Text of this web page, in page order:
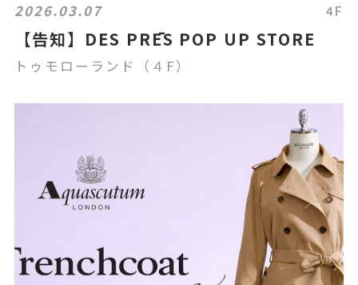
2026.03.07 4F
【告知】DES PRĒS POP UP STORE
トゥモローランド（４F）